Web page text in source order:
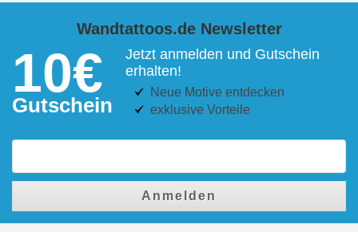
Wandtattoos.de Newsletter
10€
Gutschein
Jetzt anmelden und Gutschein
erhalten!
Neue Motive entdecken
exklusive Vorteile
Anmelden